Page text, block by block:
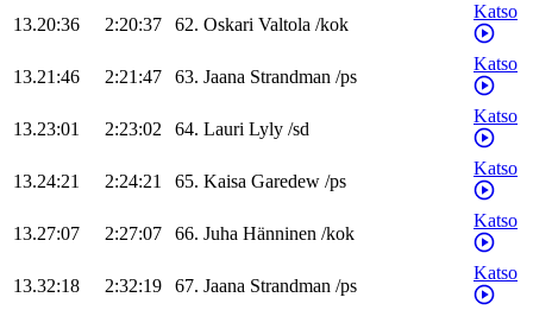
13.20:36 2:20:37 62. Oskari Valtola /kok
Katso
13.21:46 2:21:47 63. Jaana Strandman /ps
Katso
13.23:01 2:23:02 64. Lauri Lyly /sd
Katso
13.24:21 2:24:21 65. Kaisa Garedew /ps
Katso
13.27:07 2:27:07 66. Juha Hänninen /kok
Katso
13.32:18 2:32:19 67. Jaana Strandman /ps
Katso